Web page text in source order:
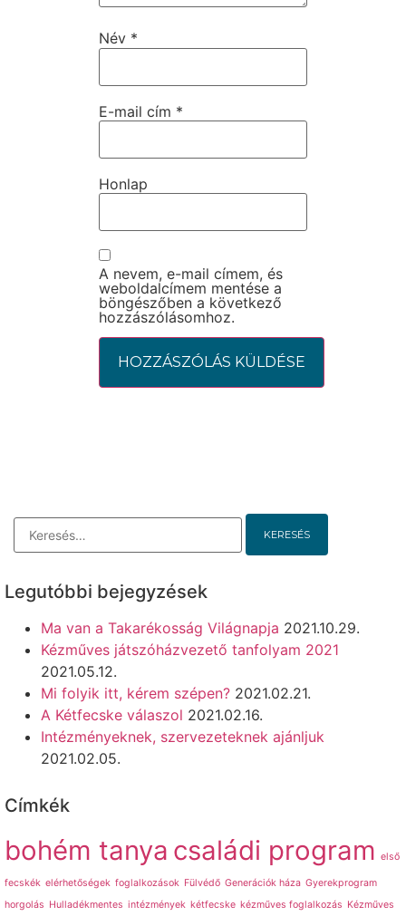
Név *
E-mail cím *
Honlap
A nevem, e-mail címem, és
weboldalcímem mentése a
böngészőben a következő
hozzászólásomhoz.
Legutóbbi bejegyzések
Ma van a Takarékosság Világnapja 2021.10.29.
Kézműves játszóházvezető tanfolyam 2021
2021.05.12.
Mi folyik itt, kérem szépen? 2021.02.21.
A Kétfecske válaszol 2021.02.16.
Intézményeknek, szervezeteknek ajánljuk
2021.02.05.
Címkék
bohém tanya családi program első
fecskék elérhetőségek foglalkozások Fülvédő Generációk háza Gyerekprogram
horgolás Hulladékmentes intézmények kétfecske kézműves foglalkozás Kézműves